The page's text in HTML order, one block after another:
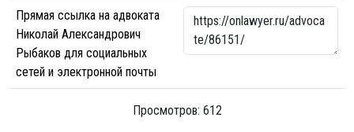
Прямая ссылка на адвоката
Николай Александрович
Рыбаков для социальных
сетей и электронной почты
Просмотров: 612